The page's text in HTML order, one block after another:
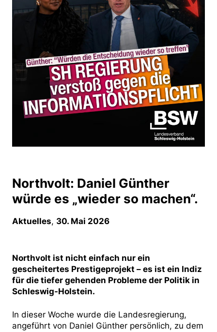
Northvolt: Daniel Günther
würde es „wieder so machen“.
Aktuelles, 30. Mai 2026
Northvolt ist nicht einfach nur ein
gescheitertes Prestigeprojekt – es ist ein Indiz
für die tiefer gehenden Probleme der Politik in
Schleswig-Holstein.
In dieser Woche wurde die Landesregierung,
angeführt von Daniel Günther persönlich, zu dem